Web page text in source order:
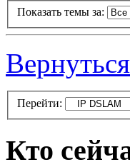
Показать темы за:
Перейти:
Кто